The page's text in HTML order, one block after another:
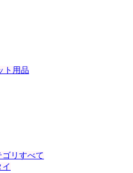
ト用品
リすべて